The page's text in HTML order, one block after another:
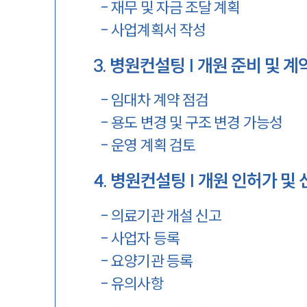
-재무 및 자금 조달 계획
-사업계획서 작성
3. 병원컨설팅 | 개원 준비 및 계
- 임대차 계약 점검
- 용도 변경 및 구조 변경 가능성
- 운영 계획 검토
4. 병원컨설팅 | 개원 인허가 및
- 의료기관 개설 신고
-사업자 등록
-요양기관 등록
- 유의사항